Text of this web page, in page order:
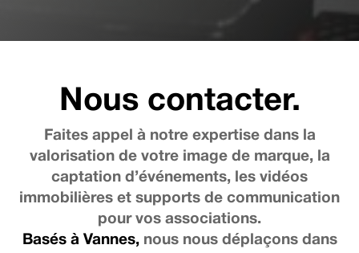
Nous contacter.
Faites appel à notre expertise dans la
valorisation de votre image de marque, la
captation d’événements, les vidéos
immobilières et supports de communication
pour vos associations.
Basés à Vannes, nous nous déplaçons dans